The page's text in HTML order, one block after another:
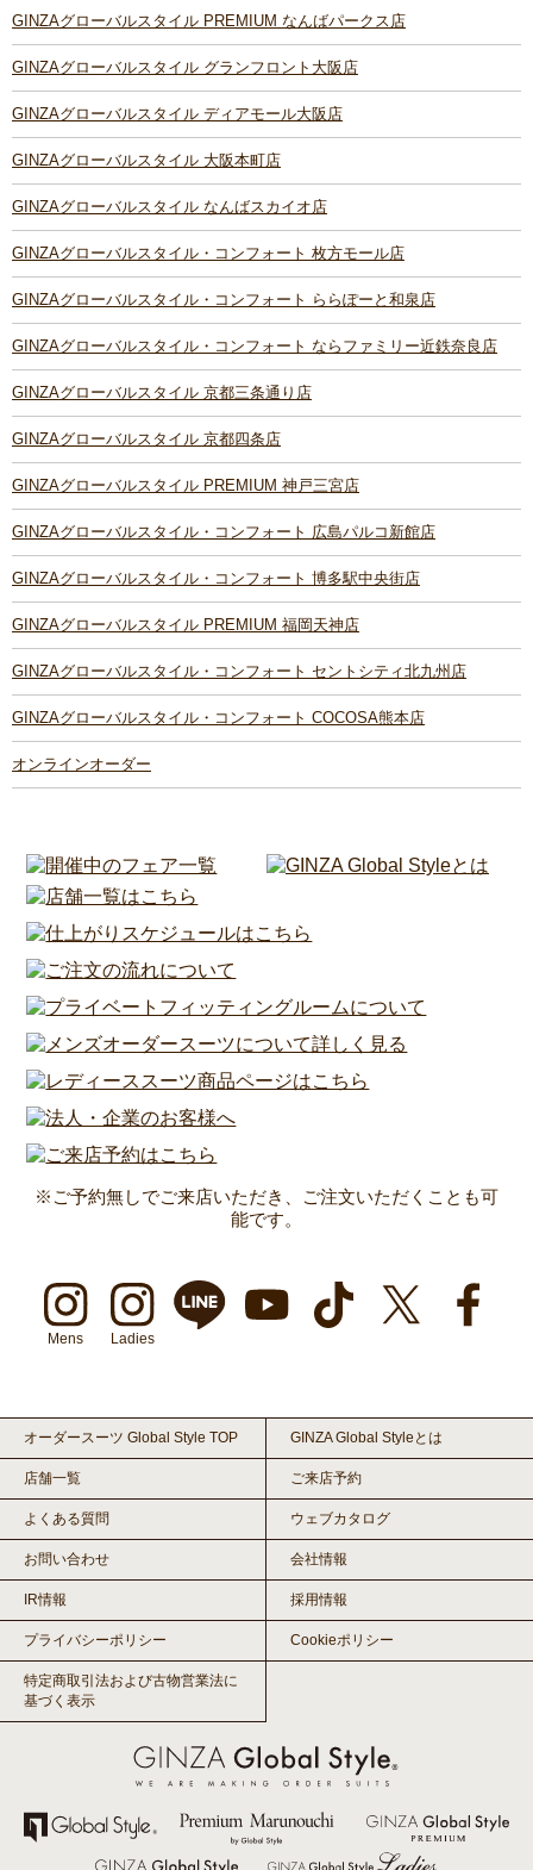
GINZAグローバルスタイル PREMIUM なんばパークス店
GINZAグローバルスタイル グランフロント大阪店
GINZAグローバルスタイル ディアモール大阪店
GINZAグローバルスタイル 大阪本町店
GINZAグローバルスタイル なんばスカイオ店
GINZAグローバルスタイル・コンフォート 枚方モール店
GINZAグローバルスタイル・コンフォート ららぽーと和泉店
GINZAグローバルスタイル・コンフォート ならファミリー近鉄奈良店
GINZAグローバルスタイル 京都三条通り店
GINZAグローバルスタイル 京都四条店
GINZAグローバルスタイル PREMIUM 神戸三宮店
GINZAグローバルスタイル・コンフォート 広島パルコ新館店
GINZAグローバルスタイル・コンフォート 博多駅中央街店
GINZAグローバルスタイル PREMIUM 福岡天神店
GINZAグローバルスタイル・コンフォート セントシティ北九州店
GINZAグローバルスタイル・コンフォート COCOSA熊本店
オンラインオーダー
※ご予約無しでご来店いただき、ご注文いただくことも可
能です。
Mens Ladies
オーダースーツ Global Style TOP GINZA Global Styleとは
店舗一覧 ご来店予約
よくある質問 ウェブカタログ
お問い合わせ 会社情報
IR情報 採用情報
プライバシーポリシー Cookieポリシー
特定商取引法および古物営業法に
基づく表示